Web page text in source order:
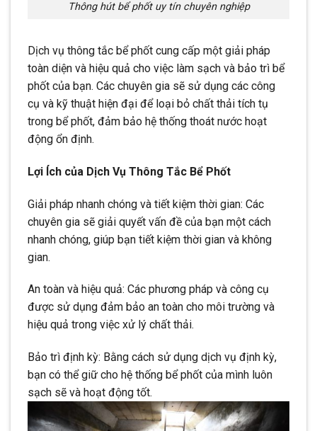
Thông hút bể phốt uy tín chuyên nghiệp
Dịch vụ thông tắc bể phốt cung cấp một giải pháp
toàn diện và hiệu quả cho việc làm sạch và bảo trì bể
phốt của bạn. Các chuyên gia sẽ sử dụng các công
cụ và kỹ thuật hiện đại để loại bỏ chất thải tích tụ
trong bể phốt, đảm bảo hệ thống thoát nước hoạt
động ổn định.
Lợi Ích của Dịch Vụ Thông Tắc Bể Phốt
Giải pháp nhanh chóng và tiết kiệm thời gian: Các
chuyên gia sẽ giải quyết vấn đề của bạn một cách
nhanh chóng, giúp bạn tiết kiệm thời gian và không
gian.
An toàn và hiệu quả: Các phương pháp và công cụ
được sử dụng đảm bảo an toàn cho môi trường và
hiệu quả trong việc xử lý chất thải.
Bảo trì định kỳ: Bằng cách sử dụng dịch vụ định kỳ,
bạn có thể giữ cho hệ thống bể phốt của mình luôn
sạch sẽ và hoạt động tốt.